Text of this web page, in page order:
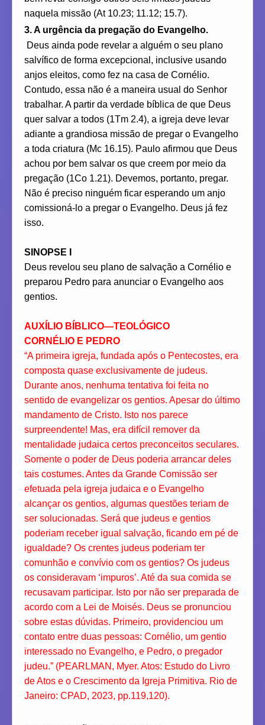
naquela missão (At 10.23; 11.12; 15.7).
3. A urgência da pregação do Evangelho.
Deus ainda pode revelar a alguém o seu plano
salvífico de forma excepcional, inclusive usando
anjos eleitos, como fez na casa de Cornélio.
Contudo, essa não é a maneira usual do Senhor
trabalhar. A partir da verdade bíblica de que Deus
quer salvar a todos (1Tm 2.4), a igreja deve levar
adiante a grandiosa missão de pregar o Evangelho
a toda criatura (Mc 16.15). Paulo afirmou que Deus
achou por bem salvar os que creem por meio da
pregação (1Co 1.21). Devemos, portanto, pregar.
Não é preciso ninguém ficar esperando um anjo
comissioná-lo a pregar o Evangelho. Deus já fez
isso.
SINOPSE I
Deus revelou seu plano de salvação a Cornélio e
preparou Pedro para anunciar o Evangelho aos
gentios.
AUXÍLIO BÍBLICO—TEOLÓGICO
CORNÉLIO E PEDRO
“A primeira igreja, fundada após o Pentecostes, era
composta quase exclusivamente de judeus.
Durante anos, nenhuma tentativa foi feita no
sentido de evangelizar os gentios. Apesar do último
mandamento de Cristo. Isto nos parece
surpreendente! Mas, era difícil remover da
mentalidade judaica certos preconceitos seculares.
Somente o poder de Deus poderia arrancar deles
tais costumes. Antes da Grande Comissão ser
efetuada pela igreja judaica e o Evangelho
alcançar os gentios, algumas questões teriam de
ser solucionadas. Será que judeus e gentios
poderiam receber igual salvação, ficando em pé de
igualdade? Os crentes judeus poderiam ter
comunhão e convívio com os gentios? Os judeus
os consideravam ‘impuros’. Até da sua comida se
recusavam participar. Isto por não ser preparada de
acordo com a Lei de Moisés. Deus se pronunciou
sobre estas dúvidas. Primeiro, providenciou um
contato entre duas pessoas: Cornélio, um gentio
interessado no Evangelho, e Pedro, o pregador
judeu.” (PEARLMAN, Myer. Atos: Estudo do Livro
de Atos e o Crescimento da Igreja Primitiva. Rio de
Janeiro: CPAD, 2023, pp.119,120).